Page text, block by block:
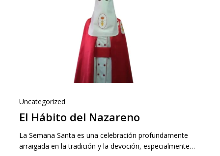
Uncategorized
El Hábito del Nazareno
La Semana Santa es una celebración profundamente
arraigada en la tradición y la devoción, especialmente…